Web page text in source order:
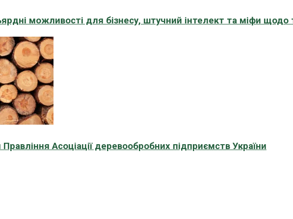
можливості для бізнесу, штучний інтелект та міфи щодо
Асоціації деревообробних підприємств України